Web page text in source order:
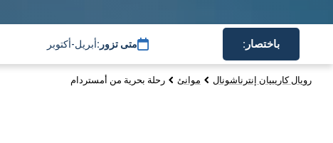
باختصار: متى تزور:أبريل-أكتوبر
رويال كاريبيان إنترناشونال موانئ رحلة بحرية من أمستردام